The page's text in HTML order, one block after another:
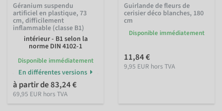
Géranium suspendu
artificiel en plastique, 73
cm, difficilement
inflammable (classe B1)
intérieur - B1 selon la
norme DIN 4102-1
Disponible immédiatement
En différentes versions
à partir de 83,24 €
69,95 EUR hors TVA
Guirlande de fleurs de
cerisier déco blanches, 180
cm
Disponible immédiatement
11,84 €
9,95 EUR hors TVA